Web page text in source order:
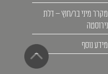
מקרר מיני בר/חוץ – דלת
נירוסטה
מידע נוסף